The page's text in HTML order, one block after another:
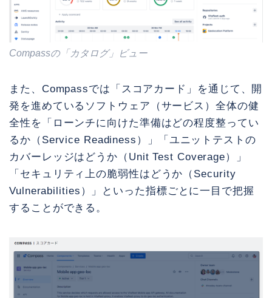
Compassの「カタログ」ビュー
また、Compassでは「スコアカード」を通じて、開
発を進めているソフトウェア（サービス）全体の健
全性を「ローンチに向けた準備はどの程度整ってい
るか（Service Readiness）」「ユニットテストの
カバーレッジはどうか（Unit Test Coverage）」
「セキュリティ上の脆弱性はどうか（Security
Vulnerabilities）」といった指標ごとに一目で把握
することができる。